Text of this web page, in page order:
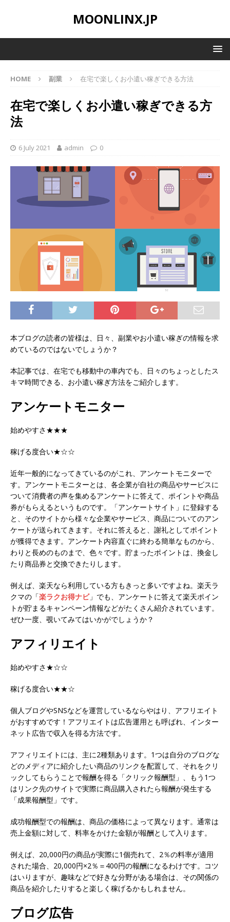
MOONLINX.JP
HOME 副業 在宅で楽しくお小遣い稼ぎできる方法
在宅で楽しくお小遣い稼ぎできる方
法
6 July 2021 admin 0
本ブログの読者の皆様は、日々、副業やお小遣い稼ぎの情報を求
めているのではないでしょうか？
本記事では、在宅でも移動中の車内でも、日々のちょっとしたス
キマ時間できる、お小遣い稼ぎ方法をご紹介します。
アンケートモニター
始めやすさ★★★
稼げる度合い★☆☆
近年一般的になってきているのがこれ、アンケートモニターで
す。アンケートモニターとは、各企業が自社の商品やサービスに
ついて消費者の声を集めるアンケートに答えて、ポイントや商品
券がもらえるというものです。「アンケートサイト」に登録する
と、そのサイトから様々な企業やサービス、商品についてのアン
ケートが送られてきます。それに答えると、謝礼としてポイント
が獲得できます。アンケート内容直ぐに終わる簡単なものから、
わりと長めのものまで、色々です。貯まったポイントは、換金し
たり商品券と交換できたりします。
例えば、楽天なら利用している方もきっと多いですよね。楽天ラ
クマの「楽ラクお得ナビ」でも、アンケートに答えて楽天ポイン
トが貯まるキャンペーン情報などがたくさん紹介されています。
ぜひ一度、覗いてみてはいかがでしょうか？
アフィリエイト
始めやすさ★☆☆
稼げる度合い★★☆
個人ブログやSNSなどを運営しているならやはり、アフリエイト
がおすすめです！アフリエイトは広告運用とも呼ばれ、インター
ネット広告で収入を得る方法です。
アフィリエイトには、主に2種類あります。1つは自分のブログな
どのメディアに紹介したい商品のリンクを配置して、それをクリ
ックしてもらうことで報酬を得る「クリック報酬型」、もう1つ
はリンク先のサイトで実際に商品購入されたら報酬が発生する
「成果報酬型」です。
成功報酬型での報酬は、商品の価格によって異なります。通常は
売上金額に対して、料率をかけた金額が報酬として入ります。
例えば、20,000円の商品が実際に1個売れて、2％の料率が適用
された場合、20,000円×2％＝400円の報酬になるわけです。コツ
はいりますが、趣味などで好きな分野がある場合は、その関係の
商品を紹介したりすると楽しく稼げるかもしれません。
ブログ広告